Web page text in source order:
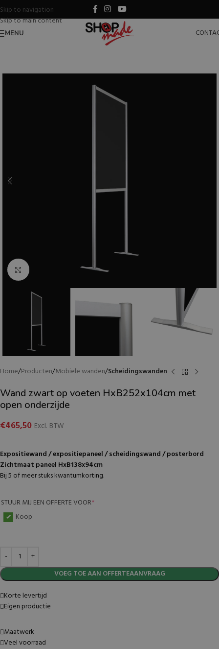
Skip to navigation
Skip to main content
MENU
Klik voor vergroting
Home Producten Mobiele wanden Scheidingswanden
Wand zwart op voeten HxB252x104cm met
open onderzijde
€465,50 Excl. BTW
Expositiewand / expositiepaneel / scheidingswand / posterbord
Zichtmaat paneel HxB138x94cm
Bij 5 of meer stuks kwantumkorting.
STUUR MIJ EEN OFFERTE VOOR*
Koop
VOEG TOE AAN OFFERTEAANVRAAG
Korte levertijd
Eigen productie
Maatwerk
Veel voorraad